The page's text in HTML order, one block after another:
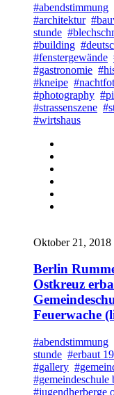
#abendstimmung
#architektur
stunde
#building
#fenstergewände
#gastronomie
#kneipe
#photography
#strassenszene
#wirtshaus
Oktober 21, 2018
Berlin
Ostkreuz
Feuerwache
#abendstimmung
stunde #erbaut
#gallery
#gemeindeschule
#jugendherberge